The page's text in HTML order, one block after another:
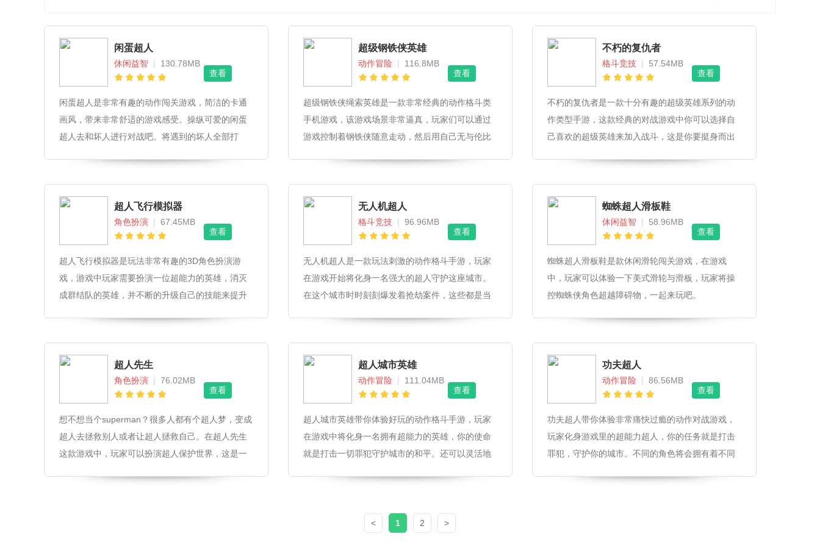
闲蛋超人
休闲益智 |
130.78MB
查看
闲蛋超人是非常有趣的动作闯关游戏，简洁的卡通
画风，带来非常舒适的游戏感受。操纵可爱的闲蛋
超人去和坏人进行对战吧。将遇到的坏人全部打
超级钢铁侠英雄
动作冒险 |
116.8MB
查看
超级钢铁侠绳索英雄是一款非常经典的动作格斗类
手机游戏，该游戏场景非常逼真，玩家们可以通过
游戏控制着钢铁侠随意走动，然后用自己无与伦比
不朽的复仇者
格斗竞技 |
57.54MB
查看
不朽的复仇者是一款十分有趣的超级英雄系列的动
作类型手游，这款经典的对战游戏中你可以选择自
己喜欢的超级英雄来加入战斗，这是你要挺身而出
超人飞行模拟器
角色扮演 |
67.45MB
查看
超人飞行模拟器是玩法非常有趣的3D角色扮演游
戏，游戏中玩家需要扮演一位超能力的英雄，消灭
成群结队的英雄，并不断的升级自己的技能来提升
无人机超人
格斗竞技 |
96.96MB
查看
无人机超人是一款玩法刺激的动作格斗手游，玩家
在游戏开始将化身一名强大的超人守护这座城市。
在这个城市时时刻刻爆发着抢劫案件，这些都是当
持当地的和平秩序。
蜘蛛超人滑板鞋
休闲益智 |
58.96MB
查看
蜘蛛超人滑板鞋是款休闲滑轮闯关游戏，在游戏
中，玩家可以体验一下美式滑轮与滑板，玩家将操
控蜘蛛侠角色超越障碍物，一起来玩吧。
超人先生
角色扮演 |
76.02MB
查看
想不想当个superman？很多人都有个超人梦，变成
超人去拯救别人或者让超人拯救自己。在超人先生
这款游戏中，玩家可以扮演超人保护世界，这是一
超人城市英雄
动作冒险 |
111.04MB
查看
超人城市英雄带你体验好玩的动作格斗手游，玩家
在游戏中将化身一名拥有超能力的英雄，你的使命
就是打击一切罪犯守护城市的和平。还可以灵活地
功夫超人
动作冒险 |
86.56MB
查看
功夫超人带你体验非常痛快过瘾的动作对战游戏，
玩家化身游戏里的超能力超人，你的任务就是打击
罪犯，守护你的城市。不同的角色将会拥有着不同
<
1 2 >